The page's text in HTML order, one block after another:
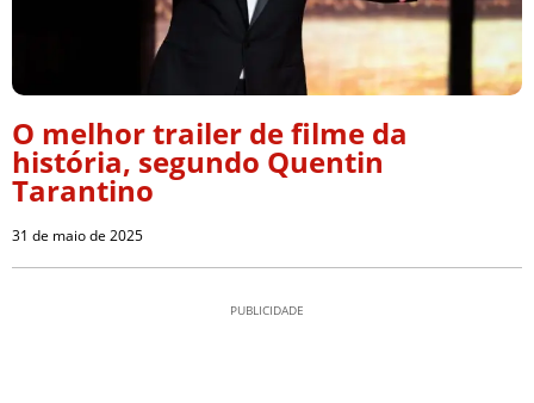
O melhor trailer de filme da
história, segundo Quentin
Tarantino
31 de maio de 2025
PUBLICIDADE